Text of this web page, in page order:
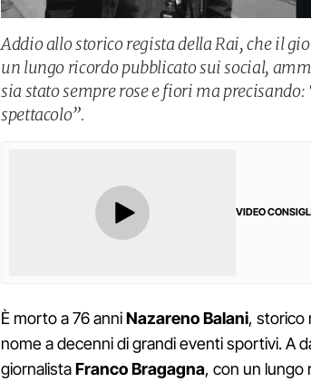
Addio allo storico regista della Rai, che il
un lungo ricordo pubblicato sui social,
sia stato sempre rose e fiori ma precisando:
spettacolo”.
VIDEO
È morto a 76 anniNazareno Balani, storico
nome a decenni di grandi eventi sportivi. A
giornalistaFranco Bragagna, con un lungo